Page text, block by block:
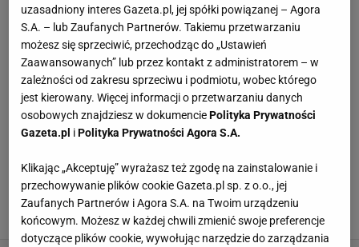
Uczestniczka licznych warsztatów reportażu, wśród
nich: Metafory Faktu w Europejskim Centrum
Solidarności czy programu stażowego Fundacji
Współpracy Polsko-Niemieckiej. Nałogowo czyta
reportaże.Napisz do mnie: ewa.walas@agora.pl
Zdradzam trik na ogórki po kaszubsku. Do
zalewy dodaję łyżkę przyprawy. Efekt? Bajka!
11 SIERPNIA 2025, 11:23
uzasadniony interes Gazeta.pl, jej spółki powiązanej – Agora
S.A. – lub Zaufanych Partnerów. Takiemu przetwarzaniu
możesz się sprzeciwić, przechodząc do „Ustawień
Zaawansowanych” lub przez kontakt z administratorem – w
zależności od zakresu sprzeciwu i podmiotu, wobec którego
jest kierowany. Więcej informacji o przetwarzaniu danych
osobowych znajdziesz w dokumenciePolityka Prywatności
Gazeta.pl iPolityka Prywatności Agora S.A.
Klikając „Akceptuję” wyrażasz też zgodę na zainstalowanie i
przechowywanie plików cookie Gazeta.pl sp. z o.o., jej
Zaufanych Partnerów i Agora S.A. na Twoim urządzeniu
końcowym. Możesz w każdej chwili zmienić swoje preferencje
dotyczące plików cookie, wywołując narzędzie do zarządzania